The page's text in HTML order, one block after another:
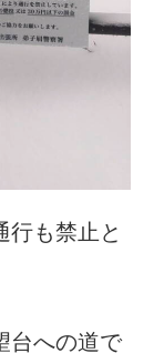
行も禁止と
台への道で